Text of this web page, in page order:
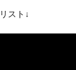
スト↓